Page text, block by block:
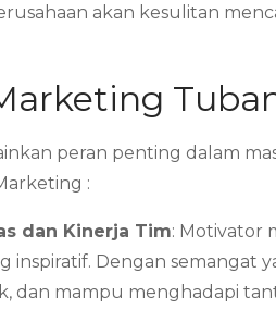
akan kesulitan
peran penting dalam
:
dan Kinerja Tim: Motivator
inspiratif. Dengan
dan mampu menghadapi